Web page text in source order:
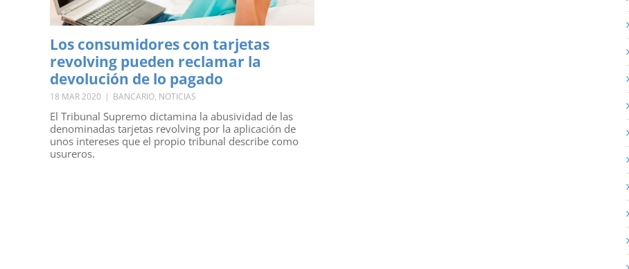
Los consumidores con tarjetas
revolving pueden reclamar la
devolución de lo pagado
18 MAR 2020 | BANCARIO, NOTICIAS
El Tribunal Supremo dictamina la abusividad de las
denominadas tarjetas revolving por la aplicación de
unos intereses que el propio tribunal describe como
usureros.